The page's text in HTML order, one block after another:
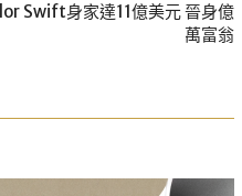
Swift身家達11億美元 晉身億
萬富翁